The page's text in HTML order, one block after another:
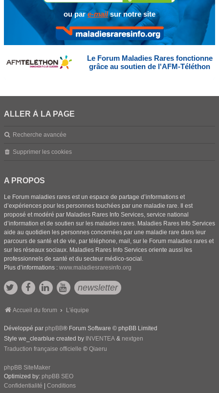
ou pare-mailsur notre site
Le Forum Maladies Rares fonctionne
grâce au soutien de l'AFM-Téléthon
ALLER À LA PAGE
Recherche avancée
Supprimer les cookies
A PROPOS
Le Forum maladies rares est un espace de partage d’informations et
d’expériences pour les personnes touchées par une maladie rare. Il est
proposé et modéré par Maladies Rares Info Services, service national
d’information et de soutien sur les maladies rares. Maladies Rares Info Services
aide au quotidien les personnes concernées par une maladie rare dans leur
parcours de santé et de vie, par téléphone, mail, sur le Forum maladies rares et
sur les réseaux sociaux. Maladies Rares Info Services oriente aussi les
professionnels de santé et du secteur médico-social.
Plus d’informations : www.maladiesraresinfo.org
newsletter
Accueil du forum L'équipe
Développé par phpBB® Forum Software © phpBB Limited
Style we_clearblue created by INVENTEA & nextgen
Traduction française officielle © Qiaeru
phpBB SiteMaker
Optimized by: phpBB SEO
Confidentialité
Conditions